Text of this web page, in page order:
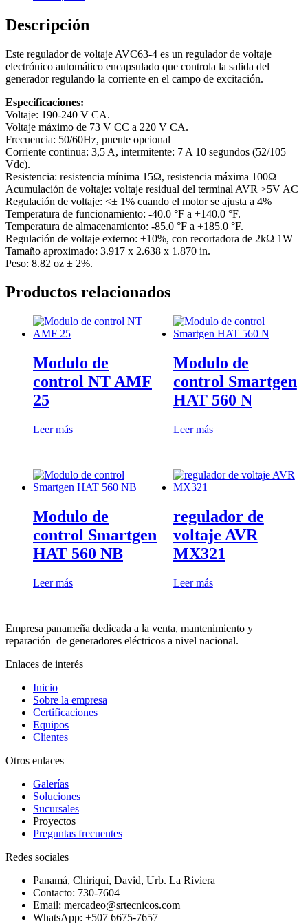
Descripción
Este regulador de voltaje AVC63-4 es un regulador de voltaje
electrónico automático encapsulado que controla la salida del
generador regulando la corriente en el campo de excitación.
Especificaciones:
Voltaje: 190-240 V CA.
Voltaje máximo de 73 V CC a 220 V CA.
Frecuencia: 50/60Hz, puente opcional
Corriente continua: 3,5 A, intermitente: 7 A 10 segundos (52/105
Vdc).
Resistencia: resistencia mínima 15Ω, resistencia máxima 100Ω
Acumulación de voltaje: voltaje residual del terminal AVR >5V AC
Regulación de voltaje: <± 1% cuando el motor se ajusta a 4%
Temperatura de funcionamiento: -40.0 °F a +140.0 °F.
Temperatura de almacenamiento: -85.0 °F a +185.0 °F.
Regulación de voltaje externo: ±10%, con recortadora de 2kΩ 1W
Tamaño aproximado: 3.917 x 2.638 x 1.870 in.
Peso: 8.82 oz ± 2%.
Productos relacionados
Modulo de
control NT AMF
25
Leer más
Modulo de
control Smartgen
HAT 560 N
Leer más
Modulo de
control Smartgen
HAT 560 NB
Leer más
regulador de
voltaje AVR
MX321
Leer más
Empresa panameña dedicada a la venta, mantenimiento y
reparación de generadores eléctricos a nivel nacional.
Enlaces de interés
Inicio
Sobre la empresa
Certificaciones
Equipos
Clientes
Otros enlaces
Galerías
Soluciones
Sucursales
Proyectos
Preguntas frecuentes
Redes sociales
Panamá, Chiriquí, David, Urb. La Riviera
Contacto: 730-7604
Email: mercadeo@srtecnicos.com
WhatsApp: +507 6675-7657